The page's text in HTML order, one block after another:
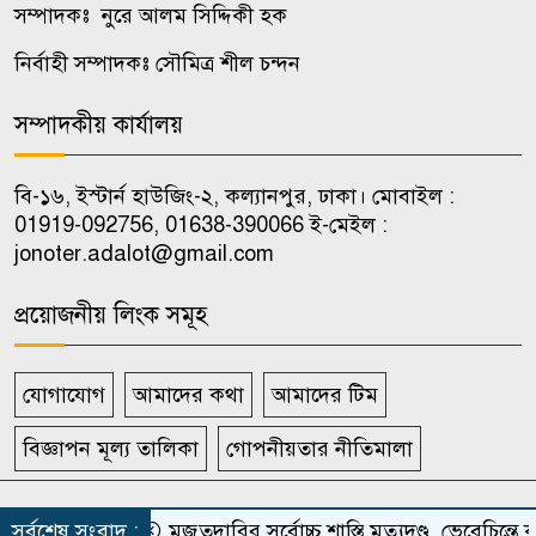
ট্রাম্পের ৪০ কোটি ডলারের ‘বলরুম
প্রকল্প’ আটকে দিল আদালত
মুখোমুখি হতে হবে: রাশেদ খান
সম্পাদকঃ নুরে আলম সিদ্দিকী হক
নির্বাহী সম্পাদকঃ সৌমিত্র শীল চন্দন
সম্পাদকীয় কার্যালয়
বি-১৬, ইস্টার্ন হাউজিং-২, কল্যানপুর, ঢাকা। মোবাইল :
01919-092756, 01638-390066 ই-মেইল :
jonoter.adalot@gmail.com
প্রয়োজনীয় লিংক সমূহ
যোগাযোগ আমাদের কথা আমাদের টিম
বিজ্ঞাপন মূল্য তালিকা গোপনীয়তার নীতিমালা
সর্বস্বত্ব সংরক্ষিত দৈনিক জনতার আদালত